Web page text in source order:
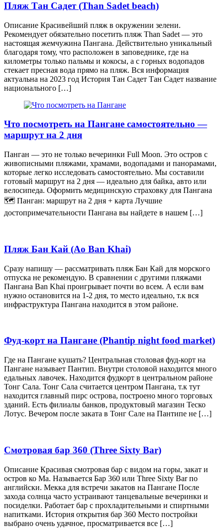
Пляж Тан Садет (Than Sadet beach)
Описание Красивейший пляж в окружении зелени.
Рекомендует обязательно посетить пляж Than Sadet — это
настоящая жемчужина Пангана. Действительно уникальный
благодаря тому, что расположен в заповеднике, где на
километры только пальмы и кокосы, а с горных водопадов
стекает пресная вода прямо на пляж. Вся информация
актуальна на 2023 год История Тан Садет Тан Садет название
национального […]
Что посмотреть на Пангане самостоятельно —
маршрут на 2 дня
Панган — это не только вечеринки Full Moon. Это остров с
живописными пляжами, храмами, водопадами и панорамами,
которые легко исследовать самостоятельно. Мы составили
готовый маршрут на 2 дня — идеально для байка, авто или
велосипеда. Оформить медицинскую страховку для Пангана
🗺️ Панган: маршрут на 2 дня + карта Лучшие
достопримечательности Пангана вы найдете в нашем […]
Пляж Бан Кай (Ao Ban Khai)
Сразу напишу — рассматривать пляж Бан Кай для морского
отпуска не рекомендую. В сравнении с другими пляжами
Пангана Ban Khai проигрывает почти во всем. А если вам
нужно остановится на 1-2 дня, то место идеально, т.к вся
инфраструктура Пангана находится в этом районе.
Фуд-корт на Пангане (Phantip night food market)
Где на Пангане кушать? Центральная столовая фуд-корт на
Пангане называет Пантип. Внутри столовой находится много
едальных лавочек. Находится фудкорт в центральном районе
Тонг Сала. Тонг Сала считается центром Пангана, т.к тут
находится главный пирс острова, построено много торговых
зданий. Есть филиалы банков, продуктовый магазин Теско
Лотус. Вечером после заката в Тонг Сале на Пантипе не […]
Смотровая бар 360 (Three Sixty Bar)
Описание Красивая смотровая бар с видом на горы, закат и
остров ко Ма. Называется Бар 360 или Three Sixty Bar по
английски. Мекка для встречи закатов на Пангане После
захода солнца часто устраивают танцевальные вечеринки и
посиделки. Работает бар с прохладительными и спиртными
напитками. История открытия бар 360 Место постройки
выбрано очень удачное, просматривается все […]